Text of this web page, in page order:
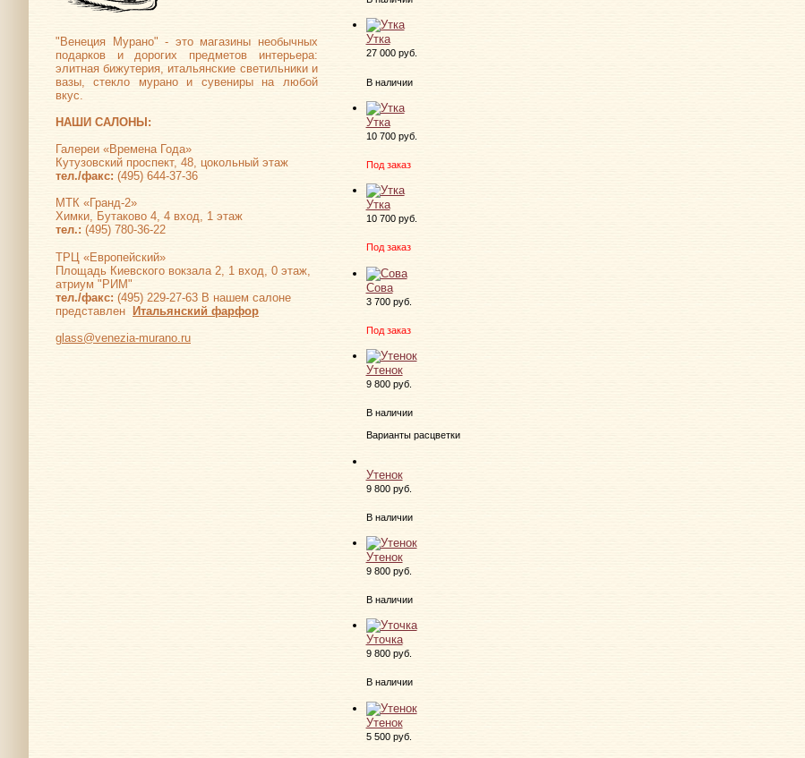
"Венеция Мурано" - это магазины необычных
подарков и дорогих предметов интерьера:
элитная бижутерия, итальянские светильники и
вазы, стекло мурано и сувениры на любой
вкус.
НАШИ САЛОНЫ:
Галереи «Времена Года»
Кутузовский проспект, 48, цокольный этаж
тел./факс: (495) 644-37-36
МТК «Гранд-2»
Химки, Бутаково 4, 4 вход, 1 этаж
тел.: (495) 780-36-22
ТРЦ «Европейский»
Площадь Киевского вокзала 2, 1 вход, 0 этаж,
атриум "РИМ"
тел./факс: (495) 229-27-63 В нашем салоне
представлен Итальянский фарфор
glass@venezia-murano.ru
Утка
27 000 руб.
В наличии
Утка
10 700 руб.
Под заказ
Утка
10 700 руб.
Под заказ
Сова
3 700 руб.
Под заказ
Утенок
9 800 руб.
В наличии
Варианты расцветки
Утенок
9 800 руб.
В наличии
Утенок
9 800 руб.
В наличии
Уточка
9 800 руб.
В наличии
Утенок
5 500 руб.